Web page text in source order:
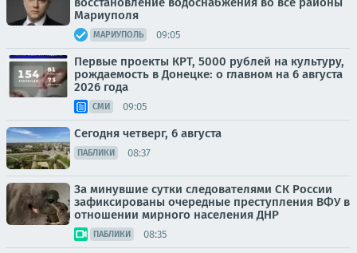
Мариуполя
МАРИУПОЛЬ 09:05
Первые проекты КРТ, 5000 рублей на культуру,
рождаемость в Донецке: о главном на 6 августа
2026 года
СМИ 09:05
Сегодня четверг, 6 августа
ПАБЛИКИ 08:37
За минувшие сутки следователями СК России
зафиксированы очередные преступления ВФУ в
отношении мирного населения ДНР
ПАБЛИКИ 08:35